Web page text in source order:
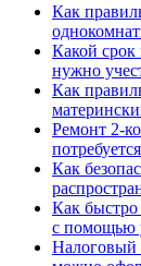
Как
Какой срок
нужно
Как
Ремонт 2-
Как
Как быстро
с помощью
Налоговый